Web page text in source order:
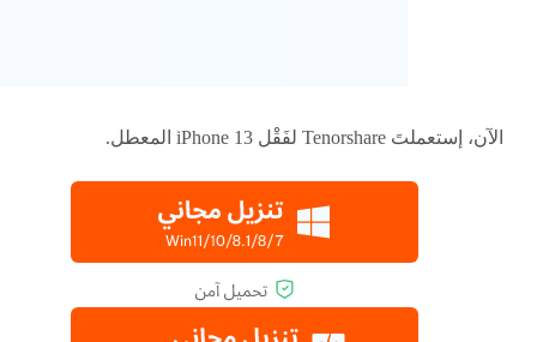
الآن، إستعملتَ Tenorshare لفَقْل iPhone 13 المعطل.